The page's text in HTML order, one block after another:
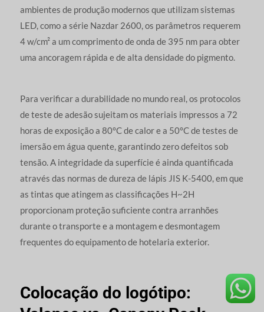
ambientes de produção modernos que utilizam sistemas
LED, como a série Nazdar 2600, os parâmetros requerem
4 w/cm² a um comprimento de onda de 395 nm para obter
uma ancoragem rápida e de alta densidade do pigmento.
Para verificar a durabilidade no mundo real, os protocolos
de teste de adesão sujeitam os materiais impressos a 72
horas de exposição a 80°C de calor e a 50°C de testes de
imersão em água quente, garantindo zero defeitos sob
tensão. A integridade da superfície é ainda quantificada
através das normas de dureza de lápis JIS K-5400, em que
as tintas que atingem as classificações H~2H
proporcionam proteção suficiente contra arranhões
durante o transporte e a montagem e desmontagem
frequentes do equipamento de hotelaria exterior.
Colocação do logótipo: